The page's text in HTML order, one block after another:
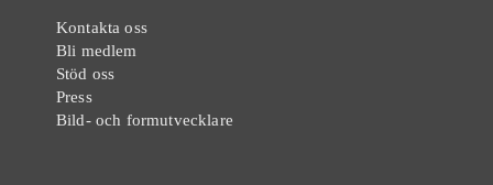
Kontakta oss
Bli medlem
Stöd oss
Press
Bild- och formutvecklare